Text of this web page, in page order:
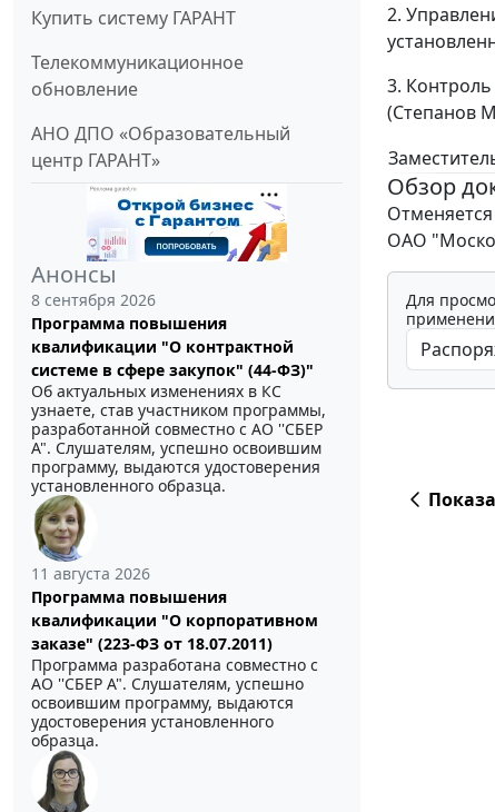
Купить систему ГАРАНТ
Телекоммуникационное
обновление
АНО ДПО «Образовательный
центр ГАРАНТ»
Анонсы
8 сентября 2026
Программа повышения
квалификации "О контрактной
системе в сфере закупок" (44-ФЗ)"
Об актуальных изменениях в КС
узнаете, став участником программы,
разработанной совместно с АО ''СБЕР
А". Слушателям, успешно освоившим
программу, выдаются удостоверения
установленного образца.
11 августа 2026
Программа повышения
квалификации "О корпоративном
заказе" (223-ФЗ от 18.07.2011)
Программа разработана совместно с
АО ''СБЕР А". Слушателям, успешно
освоившим программу, выдаются
удостоверения установленного
образца.
2.
3.
(Степанов
Обзор
ОАО
Для